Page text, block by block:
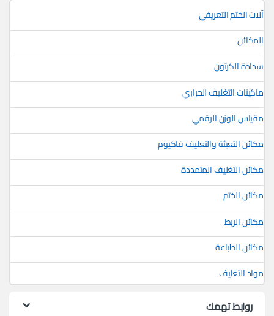
آلات الختم التعريفي
المكائن
سدادة الكرتون
ماكينات التغليف الحراري
مقياس الوزن الرقمي
مكائن التعبئة والتغليف فاكيوم
مكائن التغليف المتمددة
مكائن الختم
مكائن الربط
مكائن الطباعة
مواد التغليف
روابط تهمك